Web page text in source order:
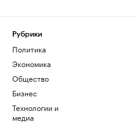
Рубрики
Политика
Экономика
Общество
Бизнес
Технологии и
медиа